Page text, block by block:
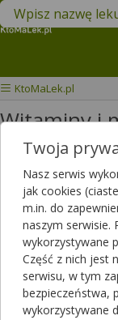
Znajdź lek w swojej
KtoMaLek.pl
Witaminy i
Wybierz grupę
W tej kategorii
minerały. Dostępne
płynów i kropli
cukierków, tabletek,
Filtrowanie
Filtrowanie
Twoja
Nasz serwis
jak cookies
m.in. do
naszym serwisie.
wykorzystywane
Część z nich jest
serwisu, w tym
bezpieczeństwa,
wykorzystywane